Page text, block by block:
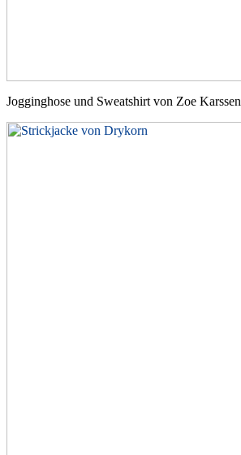
Jogginghose und Sweatshirt von Zoe Karssen